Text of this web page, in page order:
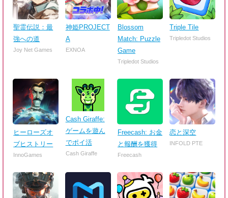
聖霊伝説：最
強への道
Joy Net Games
神姫PROJECT
A
EXNOA
Blossom
Match: Puzzle
Game
Tripledot Studios
Triple Tile
Tripledot Studios
ヒーローズオ
ブヒストリー
InnoGames
Cash Giraffe:
ゲームを遊ん
でポイ活
Cash Giraffe
Freecash: お金
と報酬を獲得
Freecash
恋と深空
INFOLD PTE